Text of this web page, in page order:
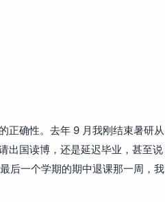
正确性。去年 9 月我刚结束暑研从
出国读博，还是延迟毕业，甚至说
后一个学期的期中退课那一周，我